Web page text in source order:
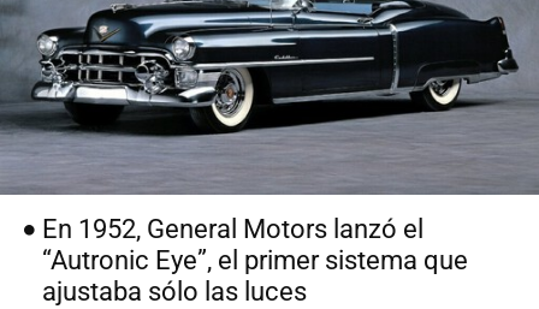
En 1952, General Motors lanzó el
“Autronic Eye”, el primer sistema que
ajustaba sólo las luces